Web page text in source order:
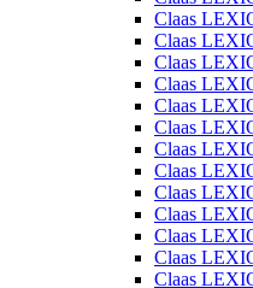
Claas
Claas
Claas
Claas
Claas
Claas
Claas
Claas
Claas
Claas
Claas
Claas
Claas